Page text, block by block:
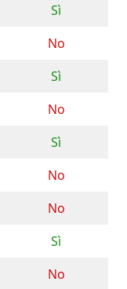
Sì
No
Sì
No
Sì
No
No
Sì
No